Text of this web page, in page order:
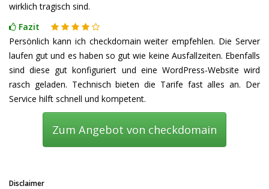
wirklich tragisch sind.
Fazit
Persönlich kann ich checkdomain weiter empfehlen. Die Server
laufen gut und es haben so gut wie keine Ausfallzeiten. Ebenfalls
sind diese gut konfiguriert und eine WordPress-Website wird
rasch geladen. Technisch bieten die Tarife fast alles an. Der
Service hilft schnell und kompetent.
Zum Angebot von checkdomain
Disclaimer